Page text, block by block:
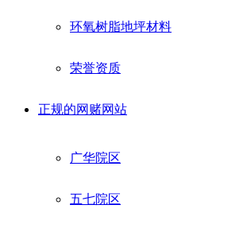
环氧树脂地坪材料
荣誉资质
正规的网赌网站
广华院区
五七院区